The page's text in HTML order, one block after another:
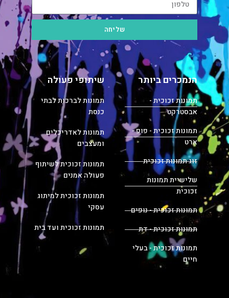
שליחה
הנמכרים ביותר
תמונות זכוכית -
אבסטרקט
תמונות זכוכית - פופ -
ארט
זוג תמונות זכוכית
שלישיית תמונות
זכוכית
תמונות זכוכית - נופים
תמונות זכוכית - דת
תמונות זכוכית - בעלי
חיים
שיתופי פעולה
תמונות לברכות לבתי
כנסת
תמונות לאדריכלים
ומעצבים
תמונות זכוכית לשיתוף
פעולה אמנים
תמונות זכוכית למיתוג
עסקי
תמונות זכוכית ועד בית